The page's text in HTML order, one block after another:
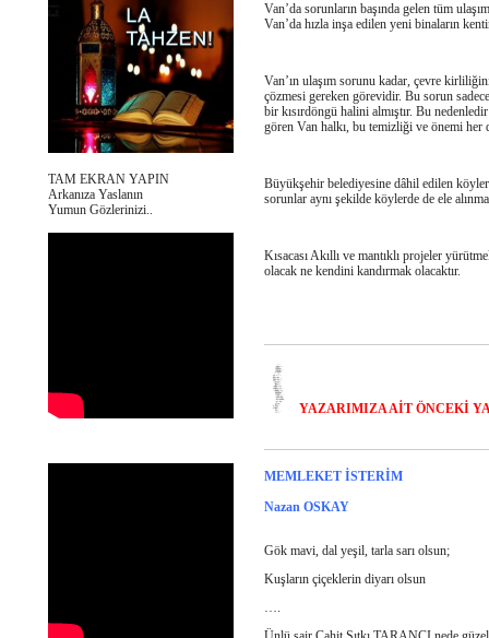
TAM EKRAN YAPIN
Arkanıza Yaslanın
Yumun Gözlerinizi..
Van’da sorunların başında gelen tüm
Van’da hızla inşa edilen yeni binaların
Van’ın ulaşım sorunu kadar, çevre
çözmesi gereken görevidir. Bu sorun
bir kısırdöngü halini almıştır. Bu
gören Van halkı, bu temizliği ve önemi her
Büyükşehir belediyesine dâhil edilen
sorunlar aynı şekilde köylerde de ele
KısacasıAkıllı ve mantıklı projeler
olacak ne kendini kandırmak olacaktır.
YAZARIMIZA AİT ÖNCEKİ
MEMLEKET İSTERİM
Nazan OSKAY
Gök mavi, dal yeşil, tarla sarı olsun;
Kuşların çiçeklerin diyarı olsun
….